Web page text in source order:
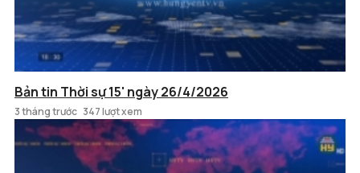
Bản tin Thời sự 15' ngày 26/4/2026
3 tháng trước 347 lượt xem